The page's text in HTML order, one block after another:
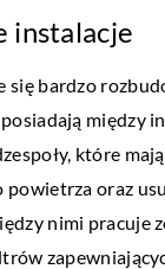
instalacje
się bardzo
między
które
powietrza oraz
nimi pracuje